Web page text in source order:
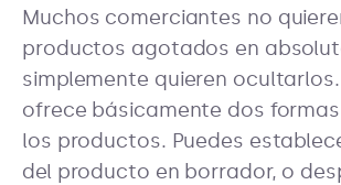
Muchos comerciantes no
productos agotados en
simplemente quieren
ofrece básicamente dos
los productos. Puedes
del producto en borrador, o